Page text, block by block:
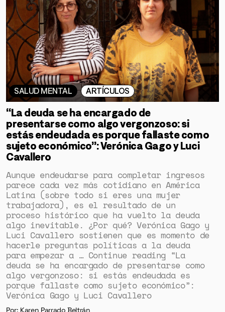
SALUD MENTAL ARTÍCULOS
“La deuda se ha encargado de
presentarse como algo vergonzoso: si
estás endeudada es porque fallaste como
sujeto económico”: Verónica Gago y Luci
Cavallero
Aunque endeudarse para completar ingresos
parece cada vez más cotidiano en América
Latina (sobre todo si eres una mujer
trabajadora), es el resultado de un
proceso histórico que ha vuelto la deuda
algo inevitable. ¿Por qué? Verónica Gago y
Luci Cavallero sostienen que es momento de
hacerle preguntas políticas a la deuda
para empezar a … Continue reading “La
deuda se ha encargado de presentarse como
algo vergonzoso: si estás endeudada es
porque fallaste como sujeto económico”:
Verónica Gago y Luci Cavallero
Por: Karen Parrado Beltrán